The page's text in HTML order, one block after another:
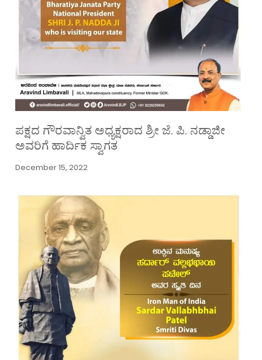
ಪಕ್ಷದ ಗೌರವಾನ್ವಿತ ಅಧ್ಯಕ್ಷರಾದ ಶ್ರೀ ಜೆ. ಪಿ. ನಡ್ಡಾಜೀ
ಅವರಿಗೆ ಹಾರ್ದಿಕ ಸ್ವಾಗತ
December 15, 2022